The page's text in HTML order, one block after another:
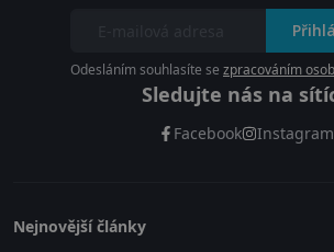
Odesláním souhlasíte se zpracováním
Sledujte nás na
Facebook Instagram
Nejnovější články